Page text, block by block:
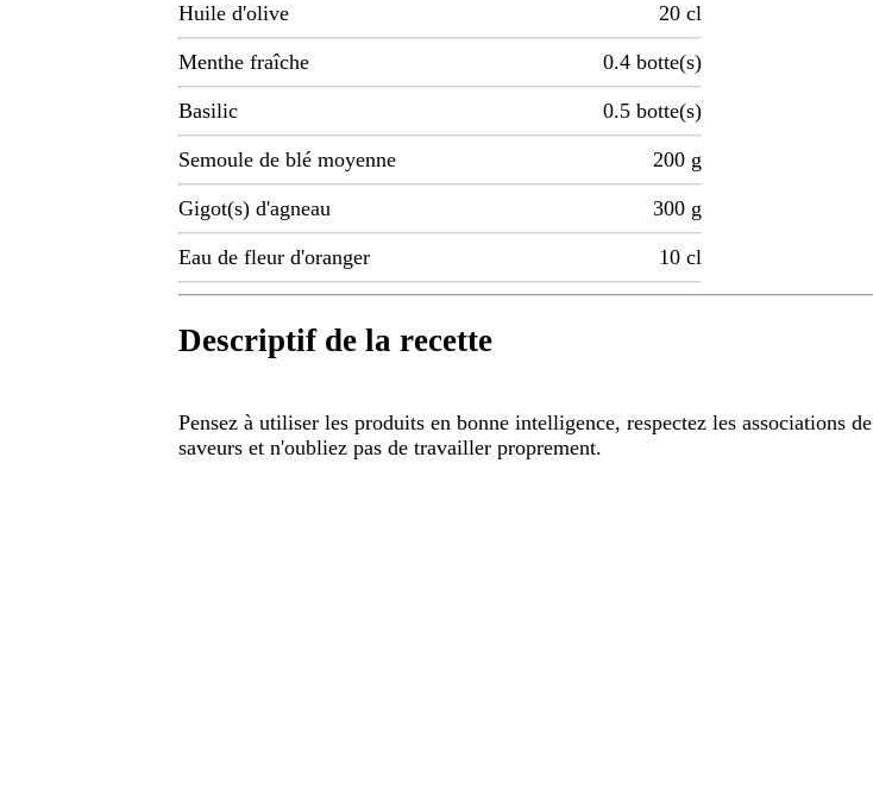
Huile d'olive 20 cl
Menthe fraîche 0.4 botte(s)
Basilic 0.5 botte(s)
Semoule de blé moyenne 200 g
Gigot(s) d'agneau 300 g
Eau de fleur d'oranger 10 cl
Descriptif de la recette
Pensez à utiliser les produits en bonne intelligence, respectez les associations de
saveurs et n'oubliez pas de travailler proprement.